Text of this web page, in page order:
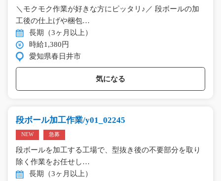
＼モクモク作業が好きな方にピッタリ♪／ 段ボールの加
工後の仕上げや梱包…
長期（3ヶ月以上）
時給1,380円
愛知県春日井市
気になる
段ボール加工作業/y01_02245
NEW 急募
段ボールを加工する工場で、型抜き後の不要部分を取り
除く作業をお任せし…
長期（3ヶ月以上）